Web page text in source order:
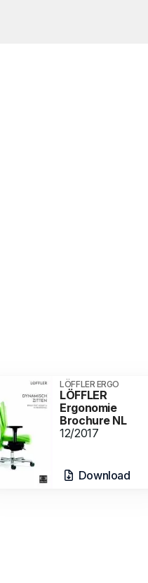
LÖFFLER ERGO
LÖFFLER
Ergonomie
Brochure NL
12/2017
Download